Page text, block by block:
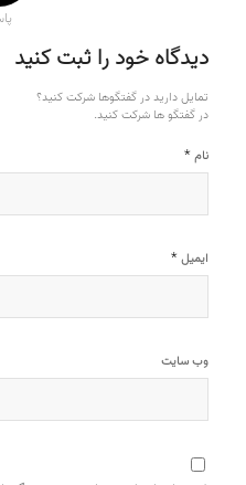
دیدگاه خود را ثبت کنید
تمایل دارید در گفتگوها شرکت کنید؟
در گفتگو ها شرکت کنید.
نام *
ایمیل *
وب‌ سایت